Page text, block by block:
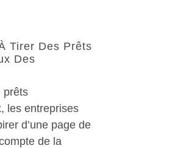
Tirer Des Prêts
Des
prêts
les entreprises
d’une page de
de la